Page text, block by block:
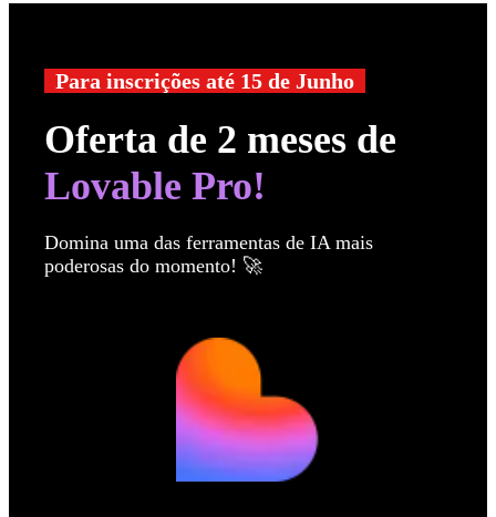
Para inscrições até 15 de Junho
Oferta de 2 meses de
Lovable Pro!
Domina uma das ferramentas de IA mais
poderosas do momento! 🚀